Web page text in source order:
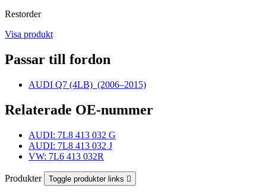
Restorder
Visa produkt
Passar till fordon
AUDI Q7 (4LB) (2006–2015)
Relaterade OE-nummer
AUDI: 7L8 413 032 G
AUDI: 7L8 413 032 J
VW: 7L6 413 032R
Produkter Toggle produkter links 